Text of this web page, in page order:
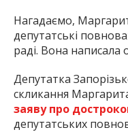
Нагадаємо,
депутатські
раді. Вона написала
Депутатка
скликання
заяву про
депутатських